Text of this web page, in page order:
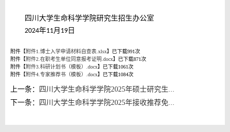
四川大学生命科学学院研究生招生办公室
2024年11月 19 日
附件【 附件1.博士入学申请材料自查表.xlsx】已下载991次
附件【 附件2.在职考生单位同意报考证明.docx】已下载871次
附件【 附件3.科研计划书（模板）.docx】已下载1061次
附件【 附件4.专家推荐书（模板）.docx】已下载1084次
上一条：
四川大学生命科学学院2025年硕士研究生...
下一条：
四川大学生命科学学院2025年接收推荐免...